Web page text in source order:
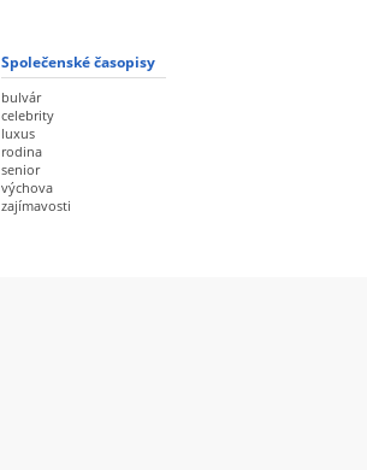
Společenské časopisy
bulvár
celebrity
luxus
rodina
senior
výchova
zajímavosti